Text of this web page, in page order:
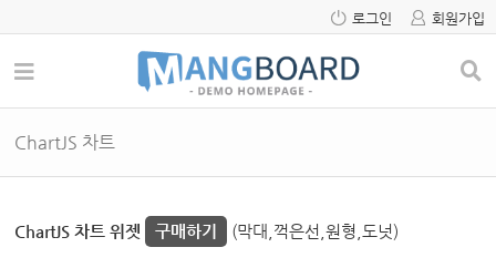
로그인 회원가입
ChartJS 차트
ChartJS 차트 위젯 구매하기 (막대,꺽은선,원형,도넛)